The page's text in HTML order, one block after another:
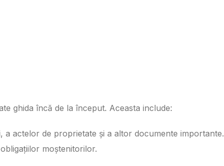
ghida încă de la început. Aceasta include:
a actelor de proprietate și a altor documente importante.
moștenitorilor.